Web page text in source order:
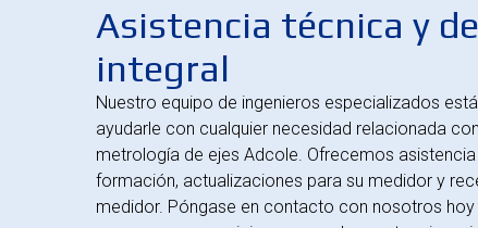
Asistencia técnica y
integral
Nuestro equipo de ingenieros especializados
ayudarle con cualquier necesidad relacionada
metrología de ejes Adcole. Ofrecemos
formación, actualizaciones para su medidor y
medidor. Póngase en contacto con nosotros